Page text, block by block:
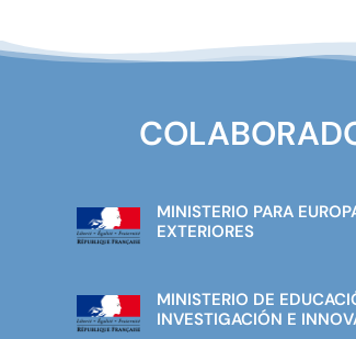
MINISTERIO PARA
EXTERIORES
MINISTERIO DE
INVESTIGACIÓN E